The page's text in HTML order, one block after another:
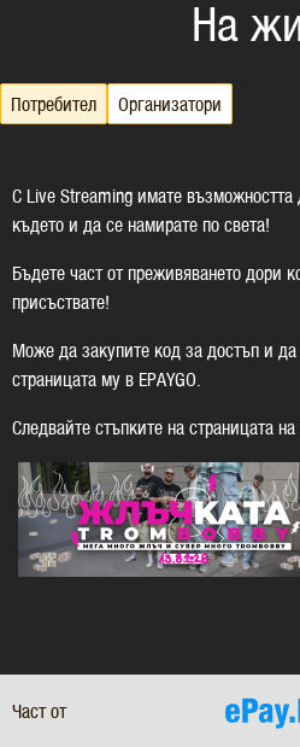
На
Потребител Oрганизатори
С Live Streaming имате възможността
където и да се намирате по света!
Бъдете част от преживяването дори
присъствате!
Може да закупите код за достъп и да
страницата му в EPAYGO.
Следвайте стъпките на страницата на
Част от